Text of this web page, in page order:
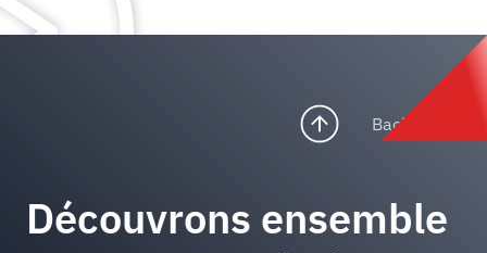
Découvrons ensemble
Back to top